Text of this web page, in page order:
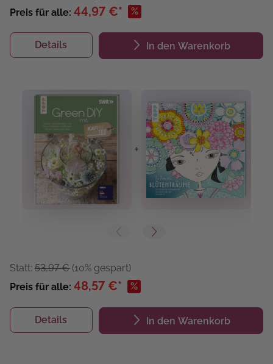
Preis für alle: 44,97 €* %
Details In den Warenkorb
+
Statt: 53,97 € (10% gespart)
Preis für alle: 48,57 €* %
Details In den Warenkorb